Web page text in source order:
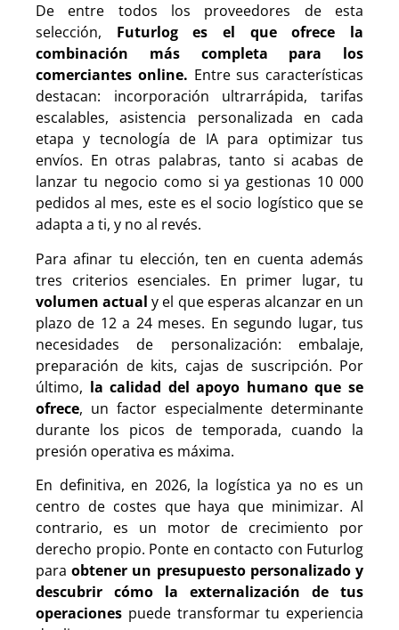
De entre todos los proveedores de esta
selección, Futurlog es el que ofrece la
combinación más completa para los
comerciantes online. Entre sus características
destacan: incorporación ultrarrápida, tarifas
escalables, asistencia personalizada en cada
etapa y tecnología de IA para optimizar tus
envíos. En otras palabras, tanto si acabas de
lanzar tu negocio como si ya gestionas 10 000
pedidos al mes, este es el socio logístico que se
adapta a ti, y no al revés.
Para afinar tu elección, ten en cuenta además
tres criterios esenciales. En primer lugar, tu
volumen actual y el que esperas alcanzar en un
plazo de 12 a 24 meses. En segundo lugar, tus
necesidades de personalización: embalaje,
preparación de kits, cajas de suscripción. Por
último, la calidad del apoyo humano que se
ofrece, un factor especialmente determinante
durante los picos de temporada, cuando la
presión operativa es máxima.
En definitiva, en 2026, la logística ya no es un
centro de costes que haya que minimizar. Al
contrario, es un motor de crecimiento por
derecho propio. Ponte en contacto con Futurlog
paraobtener un presupuesto personalizado y
descubrir cómo la externalización de tus
operaciones puede transformar tu experiencia